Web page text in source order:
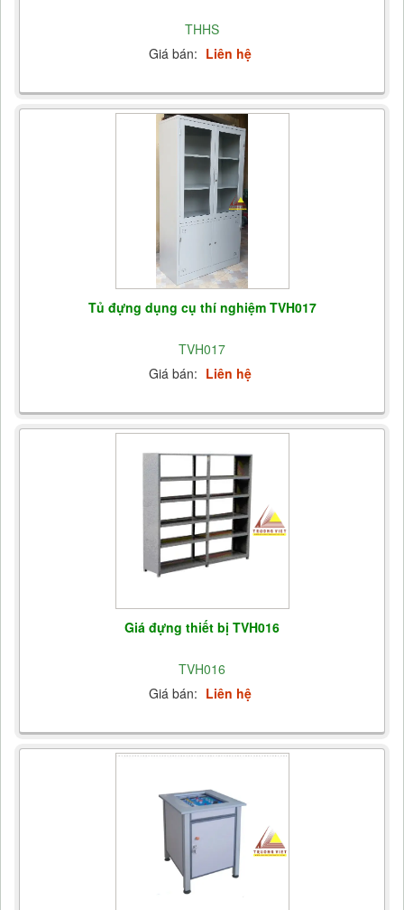
THHS
Giá bán: Liên hệ
Tủ đựng dụng cụ thí nghiệm TVH017
TVH017
Giá bán: Liên hệ
Giá đựng thiết bị TVH016
TVH016
Giá bán: Liên hệ